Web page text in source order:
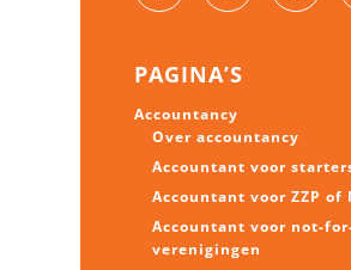
PAGINA’S
Accountancy
Over accountancy
Accountant voor
Accountant voor ZZP of
Accountant voor not-
verenigingen